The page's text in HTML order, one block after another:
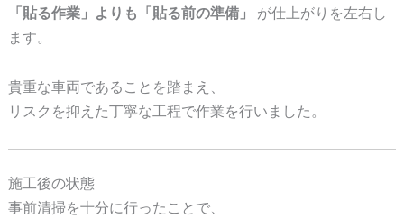
「貼る作業」よりも「貼る前の準備」
が仕上がりを左右し
ます。
貴重な車両であることを踏まえ、
リスクを抑えた丁寧な工程で作業を行いました。
施工後の状態
事前清掃を十分に行ったことで、